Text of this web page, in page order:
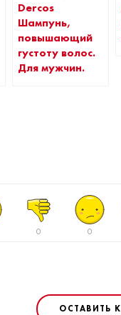
Dercos
Шампунь,
повышающий
густоту волос.
Для мужчин.
0 0
ОСТАВИТЬ